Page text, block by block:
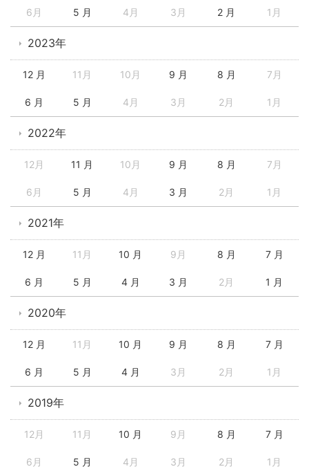
6月 5 月 4月 3月 2 月 1月
2023年
12 月 11月 10月 9 月 8 月 7月
6 月 5 月 4月 3月 2月 1月
2022年
12月 11 月 10月 9 月 8 月 7月
6月 5 月 4月 3 月 2月 1月
2021年
12 月 11月 10 月 9月 8 月 7 月
6 月 5 月 4 月 3 月 2月 1 月
2020年
12 月 11月 10 月 9 月 8 月 7 月
6 月 5 月 4 月 3月 2月 1月
2019年
12月 11月 10 月 9月 8 月 7 月
6月 5 月 4月 3月 2月 1月